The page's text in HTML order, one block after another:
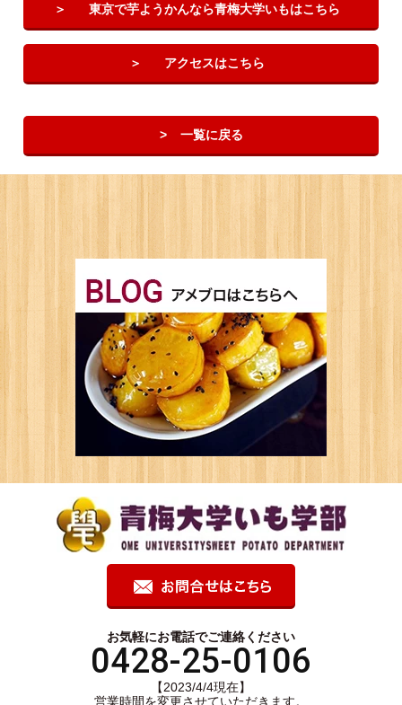
東京で芋ようかんなら青梅大学いもはこちら
アクセスはこちら
一覧に戻る
お気軽にお電話でご連絡ください
0428-25-0106
【2023/4/4現在】
営業時間を変更させていただきます。